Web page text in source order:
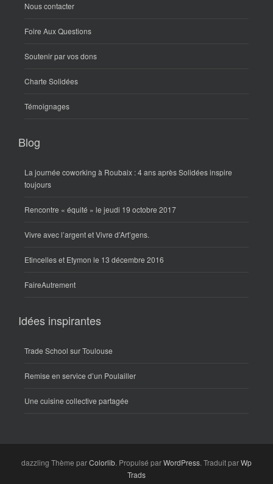
Nous contacter
Foire Aux Questions
Soutenir par vos dons
Charte Solidées
Témoignages
Blog
La journée coworking à Roubaix : 4 ans après Solidées inspire
toujours
Rencontre « équité » le jeudi 19 octobre 2017
Vivre avec l’argent et Vivre d’Art’gens.
Etincelles et Etymon le 13 décembre 2016
FaireAutrement
Idées inspirantes
Trade School sur Toulouse
Remise en service d’un Poulailler
Une cuisine collective partagée
dazzling Thème parColorlib. Propulsé parWordPress. Traduit parWp
Trads